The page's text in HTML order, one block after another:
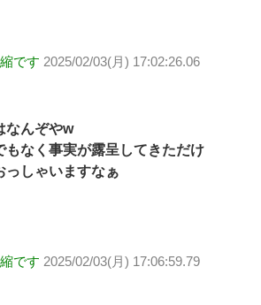
です 2025/02/03(月) 17:02:26.06
なんぞやw
もなく事実が露呈してきただけ
っしゃいますなぁ
です 2025/02/03(月) 17:06:59.79